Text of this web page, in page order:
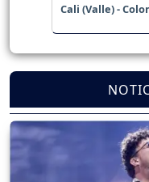
Cali (Valle) -